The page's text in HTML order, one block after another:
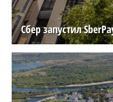
Сбер запустил